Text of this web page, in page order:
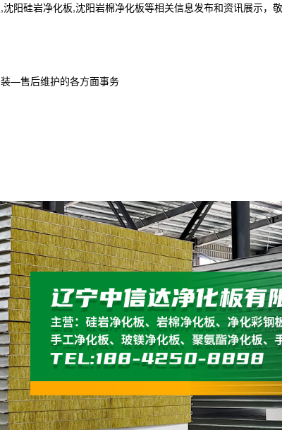
,沈阳硅岩净化板,沈阳岩棉净化板等相关信息发布和资讯展示，敬
—售后维护的各方面事务